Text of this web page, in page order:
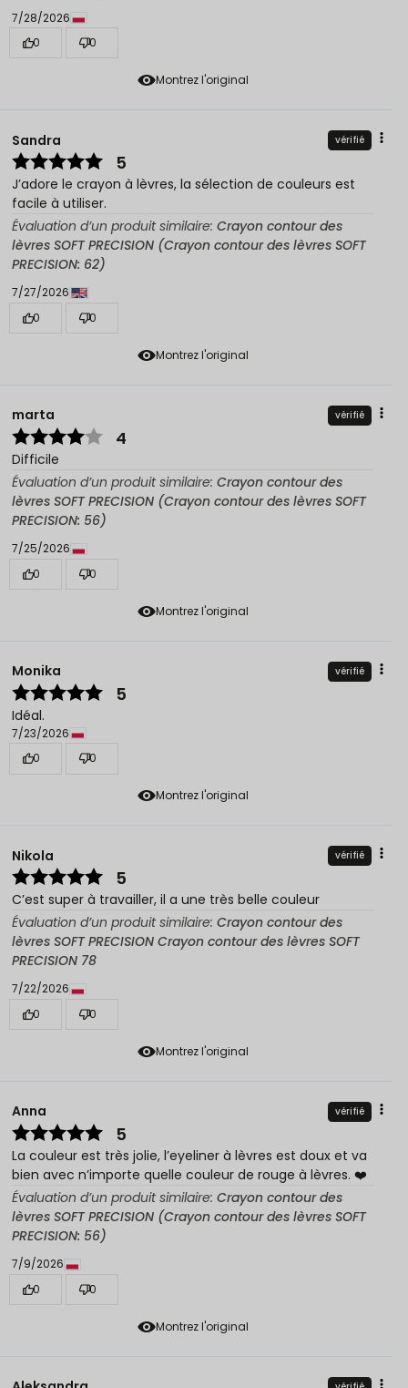
Montrez l'original
7/28/2026
0
0
Montrez l'original
Sandra vérifié
5
J’adore le crayon à lèvres, la sélection de couleurs est
facile à utiliser.
Évaluation d’un produit similaire: Crayon contour des
lèvres SOFT PRECISION (Crayon contour des lèvres SOFT
PRECISION: 62)
7/27/2026
0
0
Montrez l'original
marta vérifié
4
Difficile
Évaluation d’un produit similaire: Crayon contour des
lèvres SOFT PRECISION (Crayon contour des lèvres SOFT
PRECISION: 56)
7/25/2026
0
0
Montrez l'original
Monika vérifié
5
Idéal.
7/23/2026
0
0
Montrez l'original
Nikola vérifié
5
C’est super à travailler, il a une très belle couleur
Évaluation d’un produit similaire: Crayon contour des
lèvres SOFT PRECISION Crayon contour des lèvres SOFT
PRECISION 78
7/22/2026
0
0
Montrez l'original
Anna vérifié
5
La couleur est très jolie, l’eyeliner à lèvres est doux et va
bien avec n’importe quelle couleur de rouge à lèvres. ❤️
Évaluation d’un produit similaire: Crayon contour des
lèvres SOFT PRECISION (Crayon contour des lèvres SOFT
PRECISION: 56)
7/9/2026
0
0